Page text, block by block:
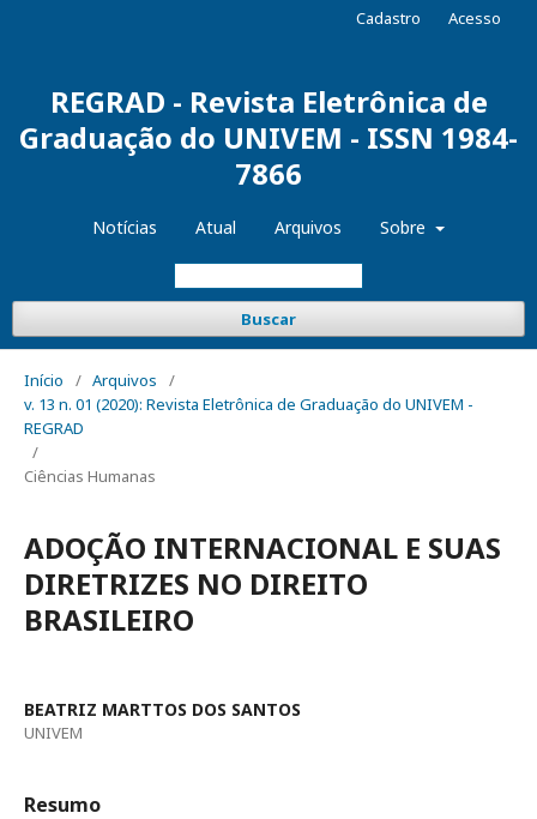
REGRAD - Revista Eletrônica de
Graduação do UNIVEM - ISSN 1984-
7866
Notícias Atual Arquivos Sobre
Buscar
Cadastro Acesso
Início / Arquivos
/
v. 13 n. 01 (2020): Revista Eletrônica de Graduação do UNIVEM -
REGRAD
/
Ciências Humanas
ADOÇÃO INTERNACIONAL E SUAS
DIRETRIZES NO DIREITO
BRASILEIRO
BEATRIZ MARTTOS DOS SANTOS
UNIVEM
Resumo